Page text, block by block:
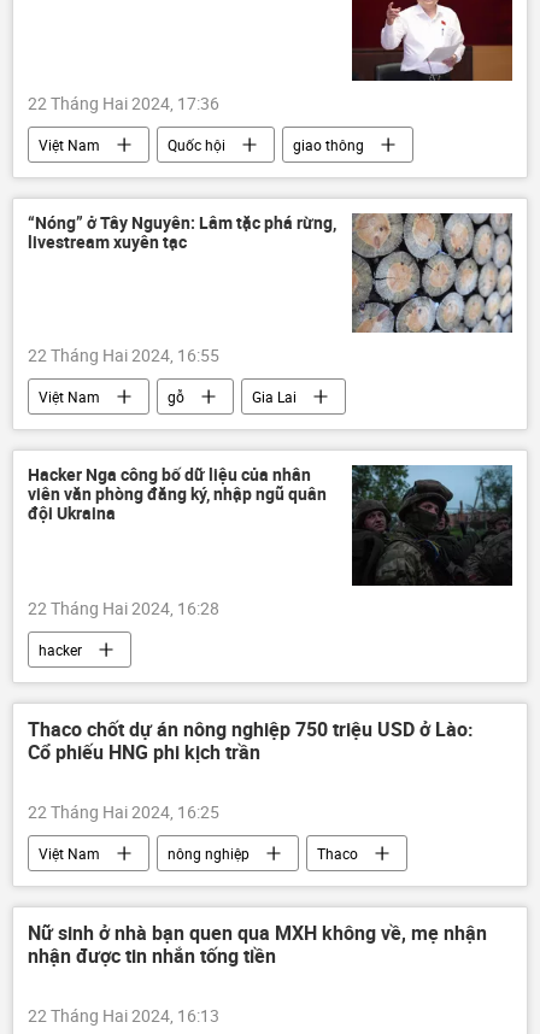
Sáp nhập DNR, LNR, Zaporozhye và Kherson vào Nga
DNR
Zaporozhye
Bộ Quốc phòng Nga
22 Tháng Hai 2024, 17:36
Việt Nam Quốc hội
giao thông
tai nạn giao thông
Pháp luật
Xã hội
rượu
Ủy ban An toàn giao thông Quốc gia
“Nóng” ở Tây Nguyên: Lâm tặc phá rừng,
livestream xuyên tạc
22 Tháng Hai 2024, 16:55
Việt Nam gỗ
Gia Lai
Tây Nguyên
rừng
trái phép
môi trường
vận chuyển
vi phạm
Pháp luật
Hacker Nga công bố dữ liệu của nhân
viên văn phòng đăng ký, nhập ngũ quân
đội Ukraina
22 Tháng Hai 2024, 16:28
hacker
Chiến dịch quân sự đặc biệt tại Ukraina
Nga
Cuộc khủng hoảng ở Ukraina
Ukraina
Quân sự
Thaco chốt dự án nông nghiệp 750 triệu USD ở Lào:
Cổ phiếu HNG phi kịch trần
22 Tháng Hai 2024, 16:25
Việt Nam nông nghiệp
Thaco
đầu tư
dự án Lào
Nữ sinh ở nhà bạn quen qua MXH không về, mẹ nhận
nhận được tin nhắn tống tiền
22 Tháng Hai 2024, 16:13